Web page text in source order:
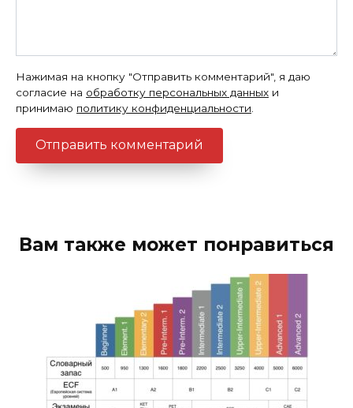
Нажимая на кнопку "Отправить комментарий", я даю
согласие на обработку персональных данных и
принимаю политику конфиденциальности
Вам также может понравиться